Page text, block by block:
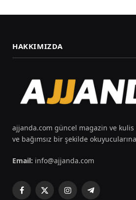
HAKKIMIZDA
ajjanda.com güncel magazin ve
ve bağımsız bir şekilde
Email: info@ajjanda.com
Facebook
X
InstagramTelegram